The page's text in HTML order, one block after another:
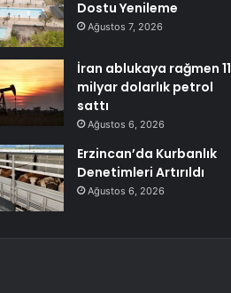
Dostu Yenileme
Ağustos 7, 2026
İran ablukaya rağmen 11
milyar dolarlık petrol
sattı
Ağustos 6, 2026
Erzincan’da Kurbanlık
Denetimleri Artırıldı
Ağustos 6, 2026